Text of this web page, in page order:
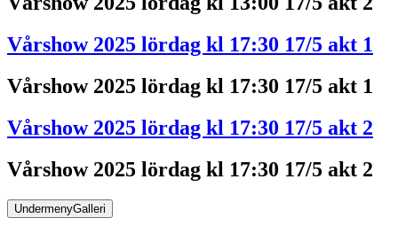
Vårshow 2025 lördag kl 17:30 17/5 akt 1
Vårshow 2025 lördag kl 17:30 17/5 akt 1
Vårshow 2025 lördag kl 17:30 17/5 akt 2
Vårshow 2025 lördag kl 17:30 17/5 akt 2
UndermenyGalleri